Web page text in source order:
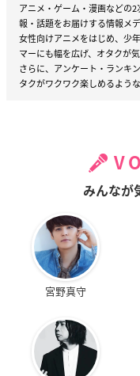
アニメ・ゲーム・漫画などの
報・話題をお届けする情報メ
女性向けアニメをはじめ、少
マーにも幅を広げ、オタクが
さらに、アンケート・ランキ
タクがワクワク楽しめるよう
みんなが
宮野真守